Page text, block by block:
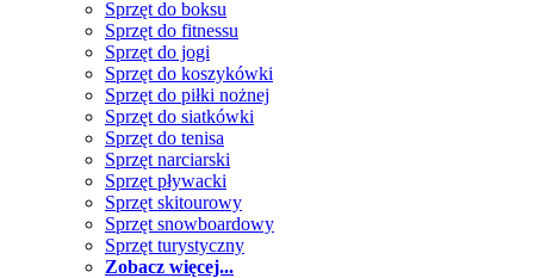
Sprzęt do boksu
Sprzęt do fitnessu
Sprzęt do jogi
Sprzęt do koszykówki
Sprzęt do piłki nożnej
Sprzęt do siatkówki
Sprzęt do tenisa
Sprzęt narciarski
Sprzęt pływacki
Sprzęt skitourowy
Sprzęt snowboardowy
Sprzęt turystyczny
Zobacz więcej...